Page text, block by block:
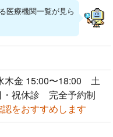
医療機関一覧が見ら
木金 15:00〜18:00 土
祝休診 完全予約制
をおすすめします